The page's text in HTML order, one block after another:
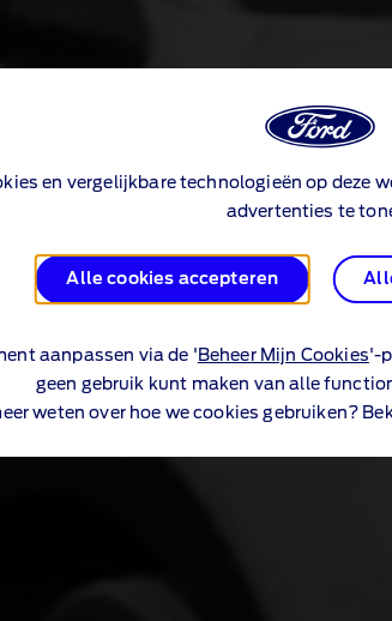
en vergelijkbare technologieën op deze
advertenties te
Alle cookies accepteren
aanpassen via de ' Beheer Mijn Cookies'-
geen gebruik kunt maken van alle
weten over hoe we cookies gebruiken?